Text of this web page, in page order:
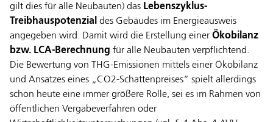
gilt dies für alle Neubauten) das Lebenszyklus-
Treibhauspotenzial des Gebäudes im Energieausweis
angegeben wird. Damit wird die Erstellung einer Ökobilanz
bzw. LCA-Berechnung für alle Neubauten verpflichtend.
Die Bewertung von THG-Emissionen mittels einer Ökobilanz
und Ansatzes eines „CO2-Schattenpreises“ spielt allerdings
schon heute eine immer größere Rolle, sei es im Rahmen von
öffentlichen Vergabeverfahren oder